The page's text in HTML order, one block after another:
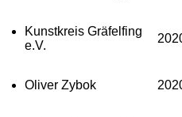
Kunstkreis Gräfelfing
e.V.
Oliver Zybok